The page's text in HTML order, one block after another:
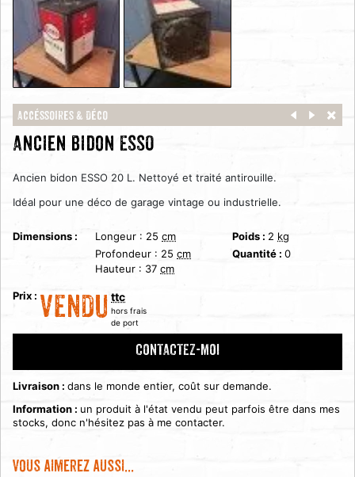
Accéssoires & Déco
Ancien bidon ESSO
Ancien bidon ESSO 20 L. Nettoyé et traité antirouille.
Idéal pour une déco de garage vintage ou industrielle.
Dimensions : Longeur : 25 cm
Profondeur : 25 cm
Hauteur : 37 cm
Poids : 2 kg
Quantité :0
Prix : VENDU ttc
hors frais
de port
CONTACTEZ-MOI
Livraison : dans le monde entier, coût sur demande.
Information : un produit à l'état vendu peut parfois être dans mes
stocks, donc n'hésitez pas à me contacter.
Vous aimerez aussi...